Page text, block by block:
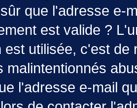
que l'adresse e-
est valide ?
est utilisée, c'est
malintentionnés
l'adresse e-mail